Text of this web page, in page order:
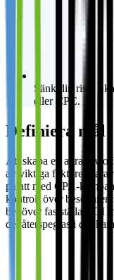
Sänk din risk.
eller CPC.
Definiera mål
Att skapa en attraktiv
av viktiga faktorer
på att med CPA-
kontroll över besökaren
behöver fastställa ROI
det återspeglas i din